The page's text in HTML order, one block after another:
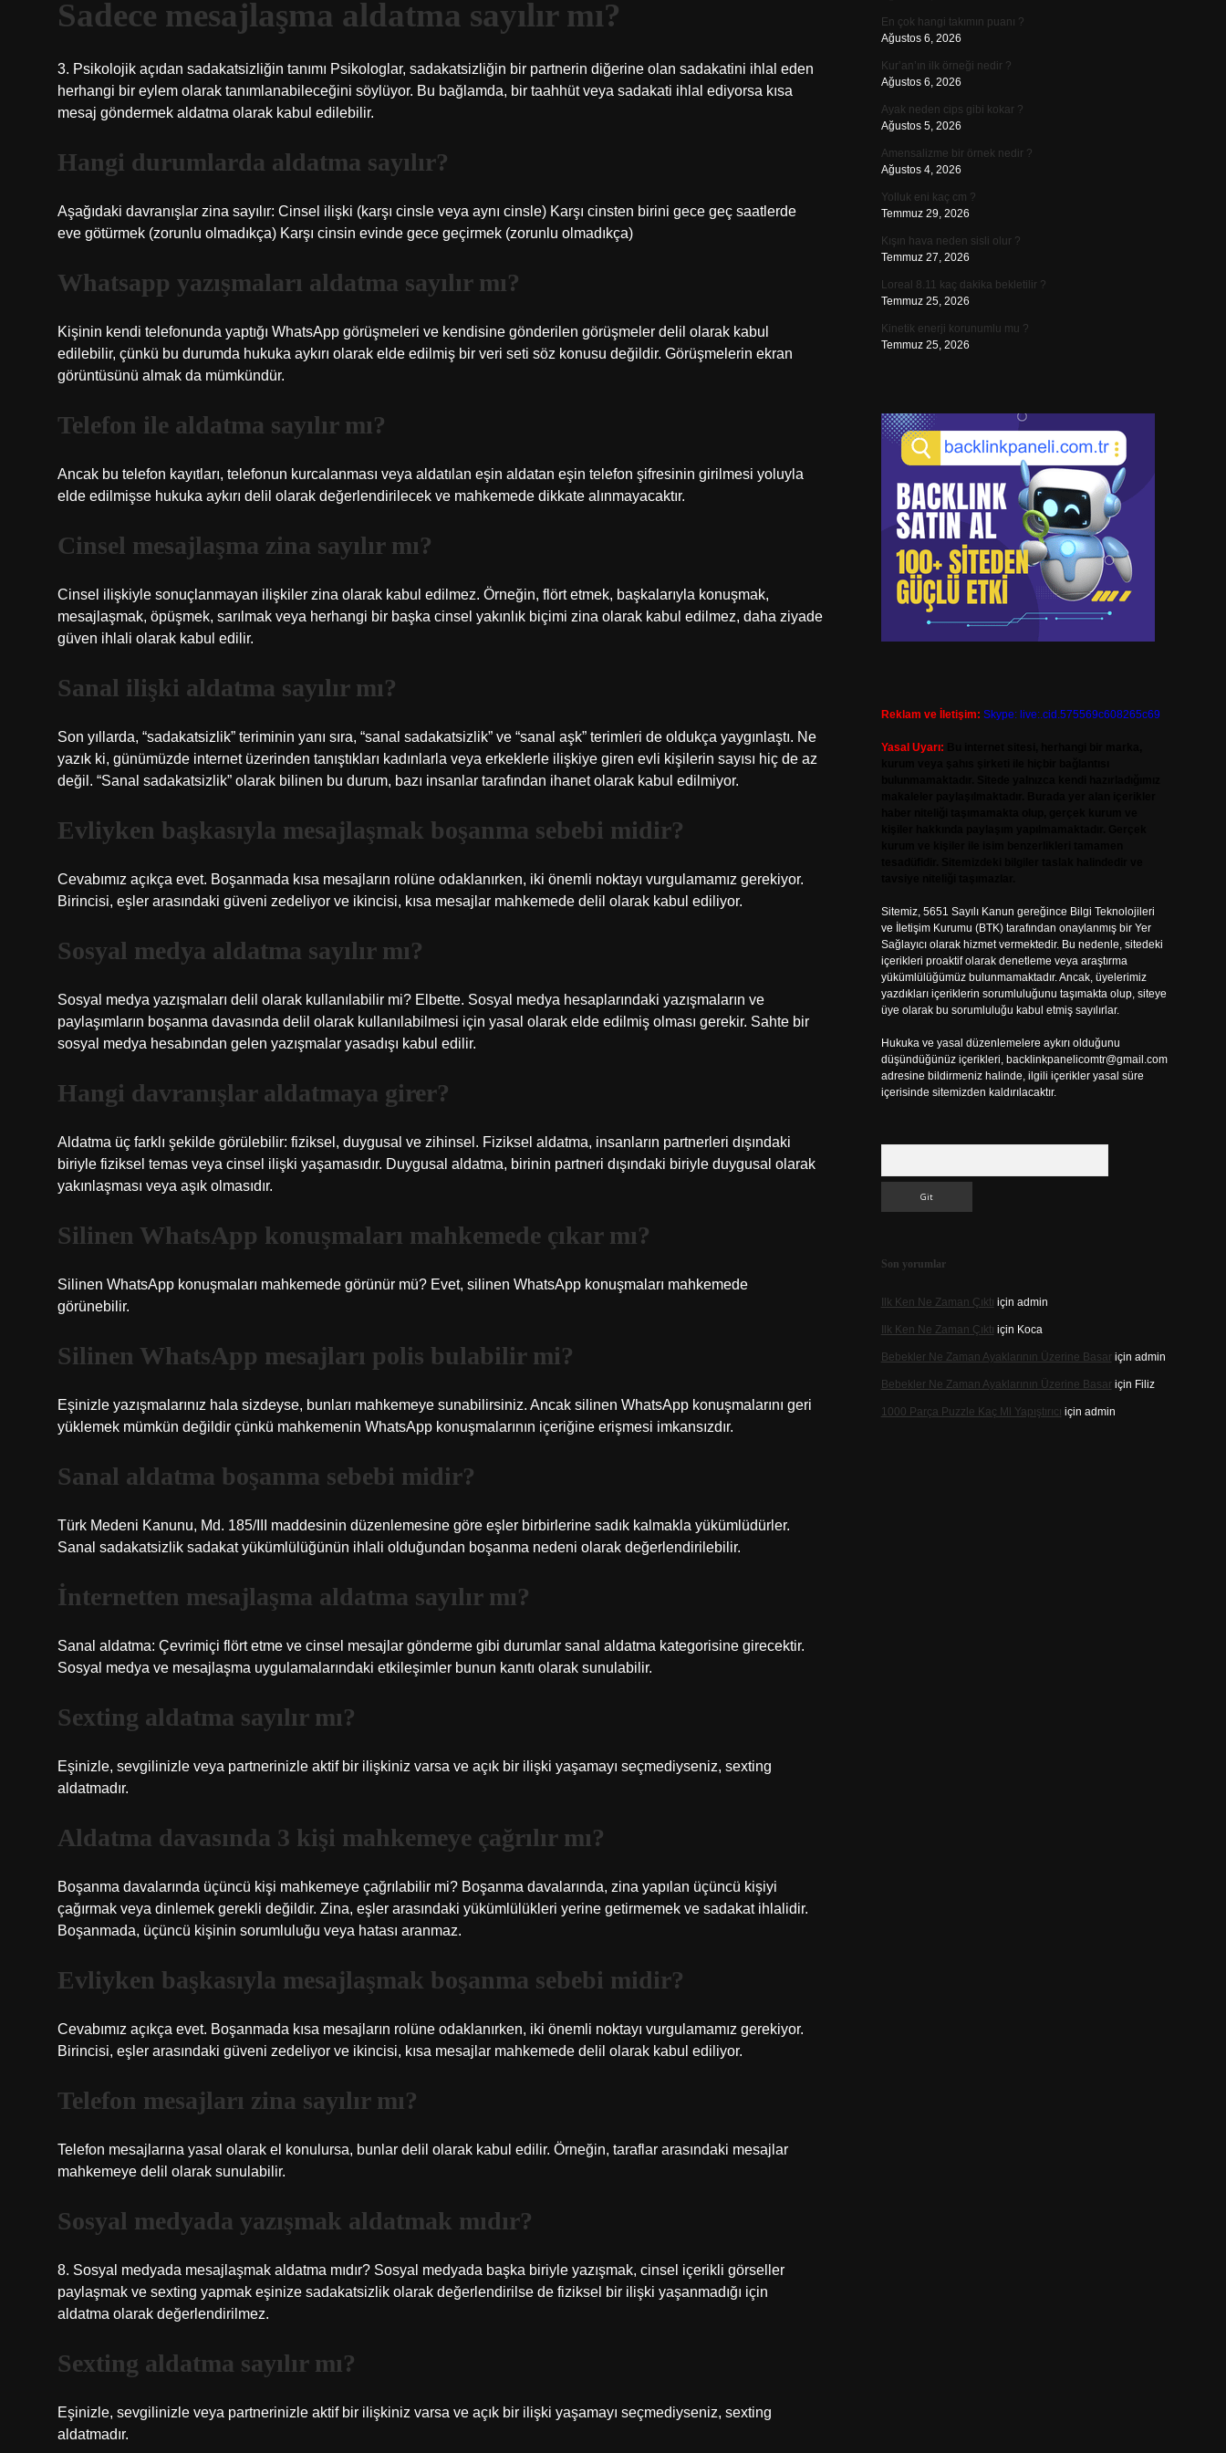
Sadece mesajlaşma aldatma sayılır mı?
3. Psikolojik açıdan sadakatsizliğin tanımı Psikologlar, sadakatsizliğin bir partnerin diğerine olan sadakatini ihlal eden
herhangi bir eylem olarak tanımlanabileceğini söylüyor. Bu bağlamda, bir taahhüt veya sadakati ihlal ediyorsa kısa
mesaj göndermek aldatma olarak kabul edilebilir.
Hangi durumlarda aldatma sayılır?
Aşağıdaki davranışlar zina sayılır: Cinsel ilişki (karşı cinsle veya aynı cinsle) Karşı cinsten birini gece geç saatlerde
eve götürmek (zorunlu olmadıkça) Karşı cinsin evinde gece geçirmek (zorunlu olmadıkça)
Whatsapp yazışmaları aldatma sayılır mı?
Kişinin kendi telefonunda yaptığı WhatsApp görüşmeleri ve kendisine gönderilen görüşmeler delil olarak kabul
edilebilir, çünkü bu durumda hukuka aykırı olarak elde edilmiş bir veri seti söz konusu değildir. Görüşmelerin ekran
görüntüsünü almak da mümkündür.
Telefon ile aldatma sayılır mı?
Ancak bu telefon kayıtları, telefonun kurcalanması veya aldatılan eşin aldatan eşin telefon şifresinin girilmesi yoluyla
elde edilmişse hukuka aykırı delil olarak değerlendirilecek ve mahkemede dikkate alınmayacaktır.
Cinsel mesajlaşma zina sayılır mı?
Cinsel ilişkiyle sonuçlanmayan ilişkiler zina olarak kabul edilmez. Örneğin, flört etmek, başkalarıyla konuşmak,
mesajlaşmak, öpüşmek, sarılmak veya herhangi bir başka cinsel yakınlık biçimi zina olarak kabul edilmez, daha ziyade
güven ihlali olarak kabul edilir.
Sanal ilişki aldatma sayılır mı?
Son yıllarda, “sadakatsizlik” teriminin yanı sıra, “sanal sadakatsizlik” ve “sanal aşk” terimleri de oldukça yaygınlaştı. Ne
yazık ki, günümüzde internet üzerinden tanıştıkları kadınlarla veya erkeklerle ilişkiye giren evli kişilerin sayısı hiç de az
değil. “Sanal sadakatsizlik” olarak bilinen bu durum, bazı insanlar tarafından ihanet olarak kabul edilmiyor.
Evliyken başkasıyla mesajlaşmak boşanma sebebi midir?
Cevabımız açıkça evet. Boşanmada kısa mesajların rolüne odaklanırken, iki önemli noktayı vurgulamamız gerekiyor.
Birincisi, eşler arasındaki güveni zedeliyor ve ikincisi, kısa mesajlar mahkemede delil olarak kabul ediliyor.
Sosyal medya aldatma sayılır mı?
Sosyal medya yazışmaları delil olarak kullanılabilir mi? Elbette. Sosyal medya hesaplarındaki yazışmaların ve
paylaşımların boşanma davasında delil olarak kullanılabilmesi için yasal olarak elde edilmiş olması gerekir. Sahte bir
sosyal medya hesabından gelen yazışmalar yasadışı kabul edilir.
Hangi davranışlar aldatmaya girer?
Aldatma üç farklı şekilde görülebilir: fiziksel, duygusal ve zihinsel. Fiziksel aldatma, insanların partnerleri dışındaki
biriyle fiziksel temas veya cinsel ilişki yaşamasıdır. Duygusal aldatma, birinin partneri dışındaki biriyle duygusal olarak
yakınlaşması veya aşık olmasıdır.
Silinen WhatsApp konuşmaları mahkemede çıkar mı?
Silinen WhatsApp konuşmaları mahkemede görünür mü? Evet, silinen WhatsApp konuşmaları mahkemede
görünebilir.
Silinen WhatsApp mesajları polis bulabilir mi?
Eşinizle yazışmalarınız hala sizdeyse, bunları mahkemeye sunabilirsiniz. Ancak silinen WhatsApp konuşmalarını geri
yüklemek mümkün değildir çünkü mahkemenin WhatsApp konuşmalarının içeriğine erişmesi imkansızdır.
Sanal aldatma boşanma sebebi midir?
Türk Medeni Kanunu, Md. 185/III maddesinin düzenlemesine göre eşler birbirlerine sadık kalmakla yükümlüdürler.
Sanal sadakatsizlik sadakat yükümlülüğünün ihlali olduğundan boşanma nedeni olarak değerlendirilebilir.
İnternetten mesajlaşma aldatma sayılır mı?
Sanal aldatma: Çevrimiçi flört etme ve cinsel mesajlar gönderme gibi durumlar sanal aldatma kategorisine girecektir.
Sosyal medya ve mesajlaşma uygulamalarındaki etkileşimler bunun kanıtı olarak sunulabilir.
Sexting aldatma sayılır mı?
Eşinizle, sevgilinizle veya partnerinizle aktif bir ilişkiniz varsa ve açık bir ilişki yaşamayı seçmediyseniz, sexting
aldatmadır.
Aldatma davasında 3 kişi mahkemeye çağrılır mı?
Boşanma davalarında üçüncü kişi mahkemeye çağrılabilir mi? Boşanma davalarında, zina yapılan üçüncü kişiyi
çağırmak veya dinlemek gerekli değildir. Zina, eşler arasındaki yükümlülükleri yerine getirmemek ve sadakat ihlalidir.
Boşanmada, üçüncü kişinin sorumluluğu veya hatası aranmaz.
Evliyken başkasıyla mesajlaşmak boşanma sebebi midir?
Cevabımız açıkça evet. Boşanmada kısa mesajların rolüne odaklanırken, iki önemli noktayı vurgulamamız gerekiyor.
Birincisi, eşler arasındaki güveni zedeliyor ve ikincisi, kısa mesajlar mahkemede delil olarak kabul ediliyor.
Telefon mesajları zina sayılır mı?
Telefon mesajlarına yasal olarak el konulursa, bunlar delil olarak kabul edilir. Örneğin, taraflar arasındaki mesajlar
mahkemeye delil olarak sunulabilir.
Sosyal medyada yazışmak aldatmak mıdır?
8. Sosyal medyada mesajlaşmak aldatma mıdır? Sosyal medyada başka biriyle yazışmak, cinsel içerikli görseller
paylaşmak ve sexting yapmak eşinize sadakatsizlik olarak değerlendirilse de fiziksel bir ilişki yaşanmadığı için
aldatma olarak değerlendirilmez.
Sexting aldatma sayılır mı?
Eşinizle, sevgilinizle veya partnerinizle aktif bir ilişkiniz varsa ve açık bir ilişki yaşamayı seçmediyseniz, sexting
aldatmadır.
En çok hangi takımın puanı ?
Ağustos 6, 2026
Kur’an’ın ilk örneği nedir ?
Ağustos 6, 2026
Ayak neden cips gibi kokar ?
Ağustos 5, 2026
Amensalizme bir örnek nedir ?
Ağustos 4, 2026
Yolluk eni kaç cm ?
Temmuz 29, 2026
Kışın hava neden sisli olur ?
Temmuz 27, 2026
Loreal 8.11 kaç dakika bekletilir ?
Temmuz 25, 2026
Kinetik enerji korunumlu mu ?
Temmuz 25, 2026
Reklam ve İletişim: Skype: live:.cid.575569c608265c69
Yasal Uyarı:
Sitemiz, 5651 Sayılı Kanun gereğince Bilgi Teknolojileri
ve İletişim Kurumu (BTK) tarafından onaylanmış bir Yer
Sağlayıcı olarak hizmet vermektedir. Bu nedenle, sitedeki
içerikleri proaktif olarak denetleme veya araştırma
yükümlülüğümüz bulunmamaktadır. Ancak, üyelerimiz
yazdıkları içeriklerin sorumluluğunu taşımakta olup, siteye
üye olarak bu sorumluluğu kabul etmiş sayılırlar.
Hukuka ve yasal düzenlemelere aykırı olduğunu
düşündüğünüz içerikleri, backlinkpanelicomtr@gmail.com
adresine bildirmeniz halinde, ilgili içerikler yasal süre
içerisinde sitemizden kaldırılacaktır.
Son yorumlar
Ilk Ken Ne Zaman Çıktı için admin
Ilk Ken Ne Zaman Çıktı için Koca
Bebekler Ne Zaman Ayaklarının Üzerine Basariçin admin
Bebekler Ne Zaman Ayaklarının Üzerine Basariçin Filiz
1000 Parça Puzzle Kaç Ml Yapıştırıcı için admin